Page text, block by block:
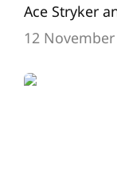
Ace Stryker
12